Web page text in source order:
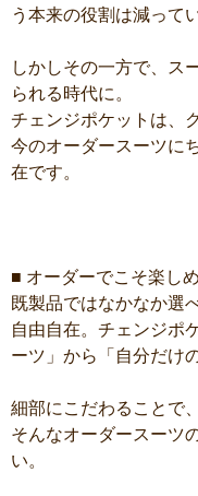
う本来の役割は減って
しかしその一方で、ス
られる時代に。
チェンジポケットは、
今のオーダースーツに
在です。
■ オーダーでこそ楽し
既製品ではなかなか選
自由自在。チェンジポ
ーツ」から「自分だけ
細部にこだわることで
そんなオーダースーツ
い。